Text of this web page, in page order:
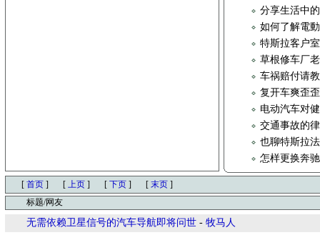
分享生活中
如何了解電
特斯拉客户
草根修车厂
车祸赔付请
复开车爽歪
电动汽车对
交通事故的
也聊特斯拉
怎样更换奔
[ 首页 ] [ 上页 ] [ 下页 ] [ 末页 ]
标题/网友
无需依赖卫星信号的汽车导航即将问世 - 牧马人